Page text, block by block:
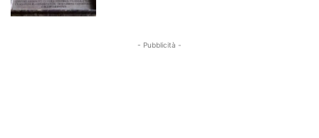
- Pubblicità -